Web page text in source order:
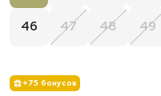
46 47 48 49
+75 бонусов